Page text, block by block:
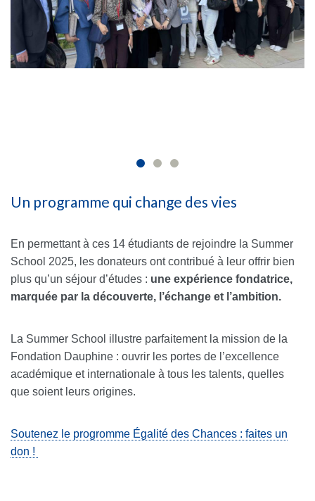
Un programme qui change des vies
En permettant à ces 14 étudiants de rejoindre la Summer
School 2025, les donateurs ont contribué à leur offrir bien
plus qu’un séjour d’études : une expérience fondatrice,
marquée par la découverte, l’échange et l’ambition.
La Summer School illustre parfaitement la mission de la
Fondation Dauphine : ouvrir les portes de l’excellence
académique et internationale à tous les talents, quelles
que soient leurs origines.
Soutenez le progromme Égalité des Chances : faites un
don !